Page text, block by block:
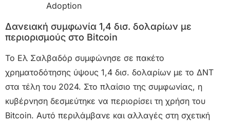
Δανειακή συμφωνία 1,4 δισ. δολαρίων με
περιορισμούς στο Bitcoin
Το Ελ Σαλβαδόρ συμφώνησε σε πακέτο
χρηματοδότησης ύψους 1,4 δισ. δολαρίων με το ΔΝΤ
στα τέλη του 2024. Στο πλαίσιο της συμφωνίας, η
κυβέρνηση δεσμεύτηκε να περιορίσει τη χρήση του
Bitcoin. Αυτό περιλάμβανε και αλλαγές στη σχετική